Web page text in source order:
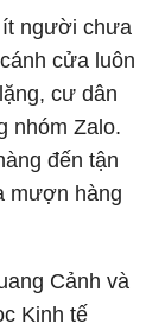
ít người chưa
cửa luôn
cư dân
nhóm Zalo.
đến tận
mượn hàng
Cảnh và
Kinh tế